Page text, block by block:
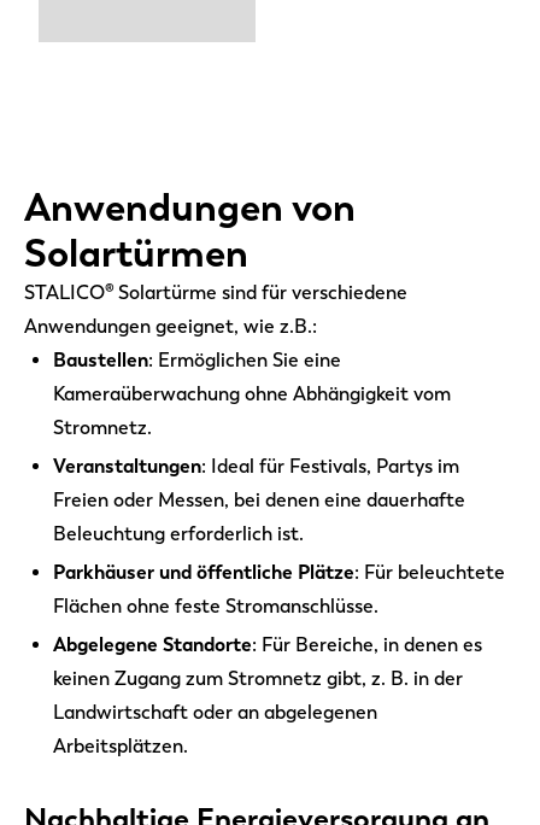
Anwendungen von
Solartürmen
STALICO® Solartürme sind für verschiedene
Anwendungen geeignet, wie z.B.:
Baustellen: Ermöglichen Sie eine
Kameraüberwachung ohne Abhängigkeit vom
Stromnetz.
Veranstaltungen: Ideal für Festivals, Partys im
Freien oder Messen, bei denen eine dauerhafte
Beleuchtung erforderlich ist.
Parkhäuser und öffentliche Plätze: Für beleuchtete
Flächen ohne feste Stromanschlüsse.
Abgelegene Standorte: Für Bereiche, in denen es
keinen Zugang zum Stromnetz gibt, z. B. in der
Landwirtschaft oder an abgelegenen
Arbeitsplätzen.
Nachhaltige Energieversorgung an